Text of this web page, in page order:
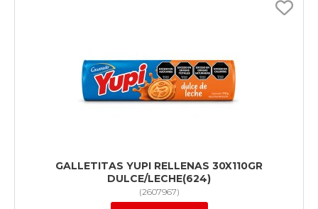
GALLETITAS YUPI RELLENAS 30X110GR
DULCE/LECHE(624)
(2607967)